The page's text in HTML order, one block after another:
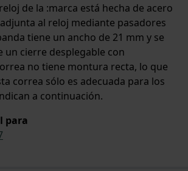
de la :marca está hecha de acero
al reloj mediante pasadores
tiene un ancho de 21 mm y se
un cierre desplegable con
no tiene montura recta, lo que
correa sólo es adecuada para los
a continuación.
para